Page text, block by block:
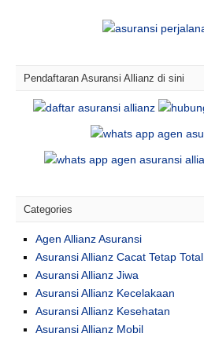
Pendaftaran Asuransi Allianz di sini
Categories
Agen Allianz Asuransi
Asuransi Allianz Cacat Tetap Total
Asuransi Allianz Jiwa
Asuransi Allianz Kecelakaan
Asuransi Allianz Kesehatan
Asuransi Allianz Mobil